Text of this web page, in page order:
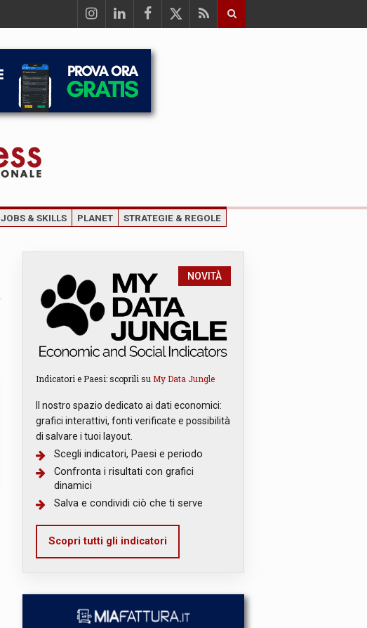
JOBS & SKILLS PLANET STRATEGIE & REGOLE
NOVITÀ
Indicatori e Paesi: scoprili su My Data Jungle
Il nostro spazio dedicato ai dati economici:
grafici interattivi, fonti verificate e possibilità
di salvare i tuoi layout.
Scegli indicatori, Paesi e periodo
Confronta i risultati con grafici
dinamici
Salva e condividi ciò che ti serve
Scopri tutti gli indicatori